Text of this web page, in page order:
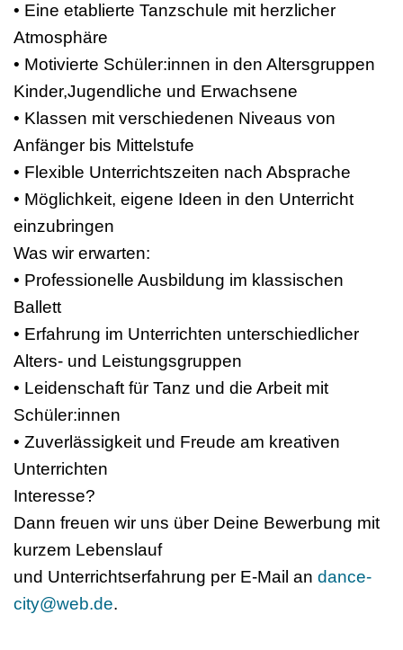
• Eine etablierte Tanzschule mit herzlicher
Atmosphäre
• Motivierte Schüler:innen in den Altersgruppen
Kinder,Jugendliche und Erwachsene
• Klassen mit verschiedenen Niveaus von
Anfänger bis Mittelstufe
• Flexible Unterrichtszeiten nach Absprache
• Möglichkeit, eigene Ideen in den Unterricht
einzubringen
Was wir erwarten:
• Professionelle Ausbildung im klassischen
Ballett
• Erfahrung im Unterrichten unterschiedlicher
Alters- und Leistungsgruppen
• Leidenschaft für Tanz und die Arbeit mit
Schüler:innen
• Zuverlässigkeit und Freude am kreativen
Unterrichten
Interesse?
Dann freuen wir uns über Deine Bewerbung mit
kurzem Lebenslauf
und Unterrichtserfahrung per E-Mail an dance-
city@web.de.